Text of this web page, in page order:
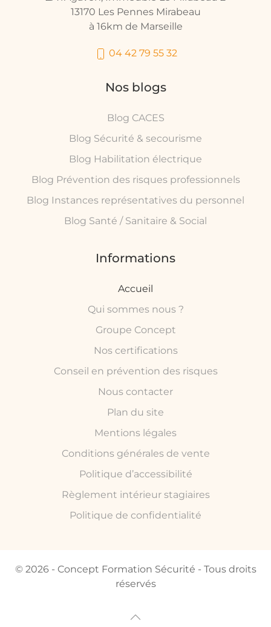
13170 Les Pennes Mirabeau
à 16km de Marseille
04 42 79 55 32
Nos blogs
Blog CACES
Blog Sécurité & secourisme
Blog Habilitation électrique
Blog Prévention des risques professionnels
Blog Instances représentatives du personnel
Blog Santé / Sanitaire & Social
Informations
Accueil
Qui sommes nous ?
Groupe Concept
Nos certifications
Conseil en prévention des risques
Nous contacter
Plan du site
Mentions légales
Conditions générales de vente
Politique d’accessibilité
Règlement intérieur stagiaires
Politique de confidentialité
© 2026 - Concept Formation Sécurité - Tous droits
réservés